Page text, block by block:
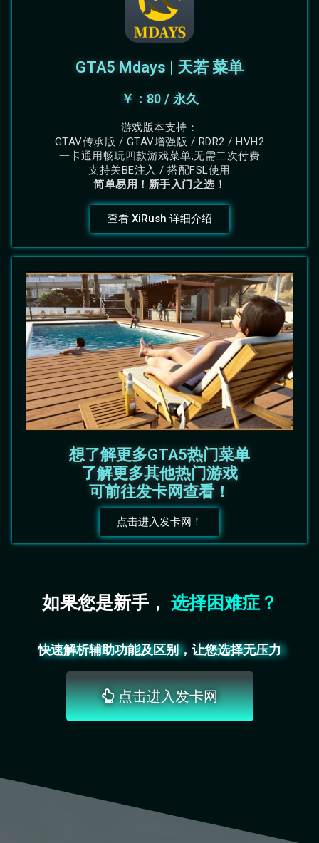
GTA5 Mdays | 天若 菜单
￥：80 / 永久
游戏版本支持：
GTAV传承版 / GTAV增强版 / RDR2 / HVH2
一卡通用畅玩四款游戏菜单,无需二次付费
支持关BE注入 / 搭配FSL使用
简单易用！新手入门之选！
查看 XiRush 详细介绍
想了解更多GTA5热门菜单
了解更多其他热门游戏
可前往发卡网查看！
点击进入发卡网！
如果您是新手， 不 道哪款适合你
快速解析辅助功能及区别，让您选择无压力
点击进入发卡网